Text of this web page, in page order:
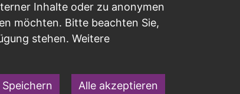
Inhalte oder zu anonymen
möchten. Bitte beachten Sie,
stehen. Weitere
Speichern Alle akzeptieren